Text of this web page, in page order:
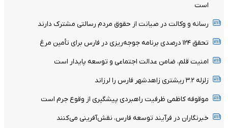
است
رسانه و وکالت در صیانت از حقوق مردم رسالتی مشترک دارند
تحقق ۱۲۴ درصدی برنامه جوجه‌ریزی در فارس برای تأمین مرغ
امنیت قلم، ضامن عدالت اجتماعی و توسعه پایدار است
زلزله ۳.۲ ریشتری زاهدشهر فارس را لرزاند
موقوفه کاظمی ظرفیت راهبردی پیشگیری از وقوع جرم است
خبرنگاران در فرآیند توسعه فارس، نقش‌آفرینی می‌کنند